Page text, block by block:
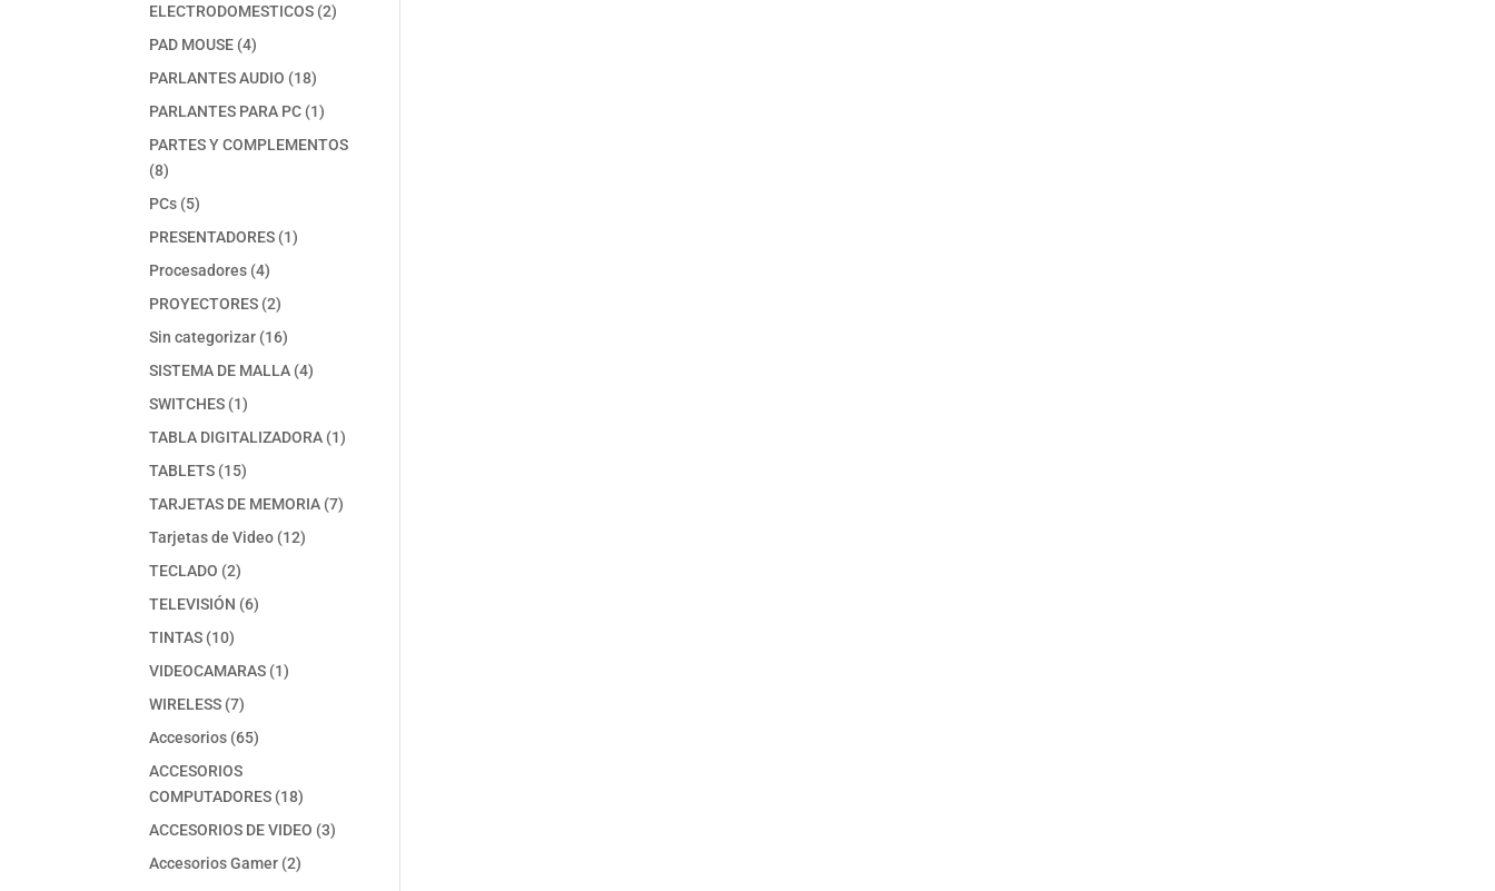
ELECTRODOMESTICOS 22
PAD MOUSE 44
productos
PARLANTES AUDIO 1818
productos
PARLANTES PARA PC 11
producto
PARTES Y COMPLEMENTOS
88
productos
PCs 55
productos
PRESENTADORES 11
Procesadores 44
productos
PROYECTORES 22
productos
Sin categorizar 1616
productos
SISTEMA DE MALLA 44
SWITCHES 11
producto
TABLA DIGITALIZADORA 11
TABLETS 1515
productos
TARJETAS DE MEMORIA 77
Tarjetas de Video 1212
TECLADO 22
productos
TELEVISIÓN 66
TINTAS 1010
productos
VIDEOCAMARAS 11
WIRELESS 77
productos
Accesorios 6565
ACCESORIOS
COMPUTADORES 1818
productos
ACCESORIOS DE VIDEO 33
Accesorios Gamer 22